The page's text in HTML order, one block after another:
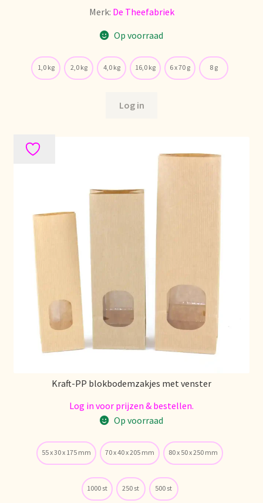
Nuestra visión del té
Ordering and delivery time
Organic certificates
Our vision on tea
Pagos y descuentos
Paiement et réductions
Payment and discounts
Pedidos y plazos de entrega
Personal Branding
Personal Branding
Merk: De Theefabriek
Op voorraad
1,0 kg 2,0 kg 4,0 kg 16,0 kg 6 x 70 g 8 g
Log in
Kraft-PP blokbodemzakjes met venster
Log in voor prijzen & bestellen.
Op voorraad
55 x 30 x 175 mm 70 x 40 x 205 mm 80 x 50 x 250 mm
1000 st 250 st 500 st